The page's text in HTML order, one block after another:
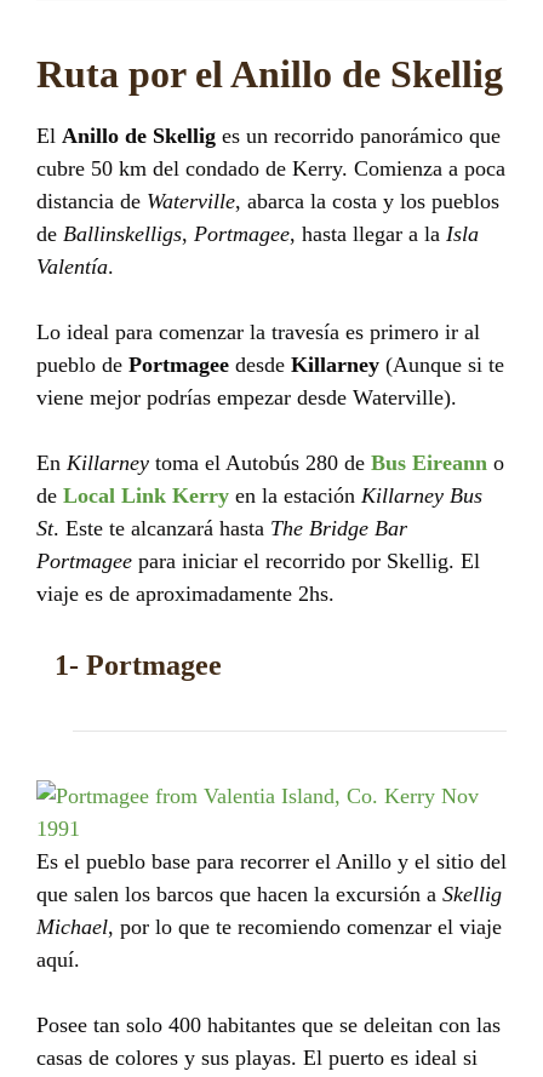
Ruta por el Anillo de Skellig
El Anillo de Skellig es un recorrido panorámico que
cubre 50 km del condado de Kerry. Comienza a poca
distancia de Waterville, abarca la costa y los pueblos
de Ballinskelligs, Portmagee, hasta llegar a la Isla
Valentía.
Lo ideal para comenzar la travesía es primero ir al
pueblo de Portmagee desde Killarney (Aunque si te
viene mejor podrías empezar desde Waterville).
En Killarney toma el Autobús 280 de Bus Eireann o
de Local Link Kerry en la estación Killarney Bus
St. Este te alcanzará hasta The Bridge Bar
Portmagee para iniciar el recorrido por Skellig. El
viaje es de aproximadamente 2hs.
1- Portmagee
Es el pueblo base para recorrer el Anillo y el sitio del
que salen los barcos que hacen la excursión a Skellig
Michael, por lo que te recomiendo comenzar el viaje
aquí.
Posee tan solo 400 habitantes que se deleitan con las
casas de colores y sus playas. El puerto es ideal si